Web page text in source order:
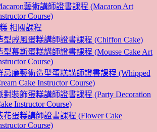
藝術講師證書課程 (Macaron Art
Course)
相關課程
型戚風蛋糕講師證書課程 (Chiffon Cake)
型慕斯蛋糕講師證書課程 (Mousse Cake Art
Course)
忌廉藝術造型蛋糕講師證書課程 (Whipped
Cake Instructor Course)
對裝飾蛋糕講師證書課程 (Party Decoration
Instructor Course)
花蛋糕講師證書課程 (Flower Cake
Course)